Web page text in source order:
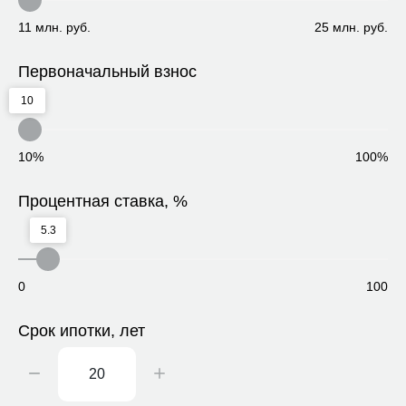
11 млн. руб. 25 млн. руб.
Первоначальный взнос
10
10% 100%
Процентная ставка, %
5.3
0 100
Срок ипотки, лет